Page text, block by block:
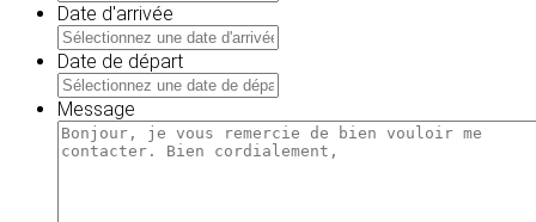
Date d'arrivée
JJ
slash
AAAA
Date de départ
JJ
slash
Message